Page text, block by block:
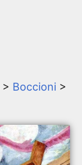
> Boccioni >